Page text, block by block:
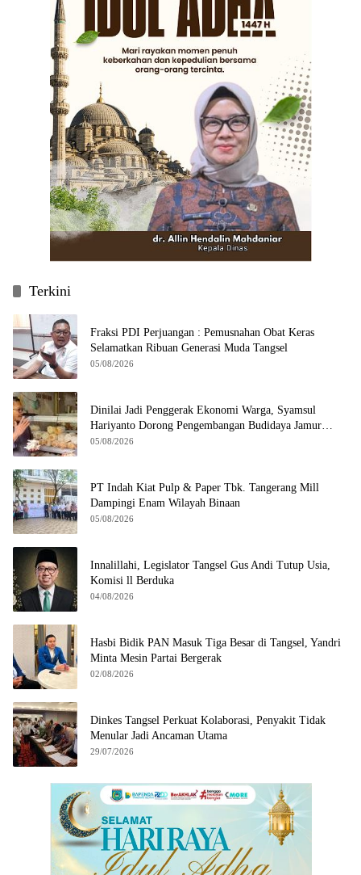
Terkini
Fraksi PDI Perjuangan : Pemusnahan Obat Keras
Selamatkan Ribuan Generasi Muda Tangsel
05/08/2026
Dinilai Jadi Penggerak Ekonomi Warga, Syamsul
Hariyanto Dorong Pengembangan Budidaya Jamur
Crispy di Serpong
05/08/2026
PT Indah Kiat Pulp & Paper Tbk. Tangerang Mill
Dampingi Enam Wilayah Binaan
05/08/2026
Innalillahi, Legislator Tangsel Gus Andi Tutup Usia,
Komisi ll Berduka
04/08/2026
Hasbi Bidik PAN Masuk Tiga Besar di Tangsel, Yandri
Minta Mesin Partai Bergerak
02/08/2026
Dinkes Tangsel Perkuat Kolaborasi, Penyakit Tidak
Menular Jadi Ancaman Utama
29/07/2026